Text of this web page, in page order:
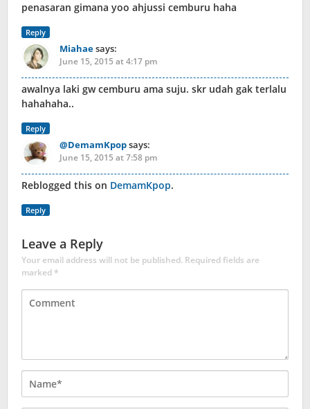
penasaran gimana yoo ahjussi cemburu haha
Reply
Miahaesays:
June 15, 2015 at 4:17 pm
awalnya laki gw cemburu ama suju. skr udah gak terlalu
hahahaha..
Reply
@DemamKpopsays:
June 15, 2015 at 7:58 pm
Reblogged this on DemamKpop.
Reply
Leave a Reply
Your email address will not be published. Required fields are
marked*